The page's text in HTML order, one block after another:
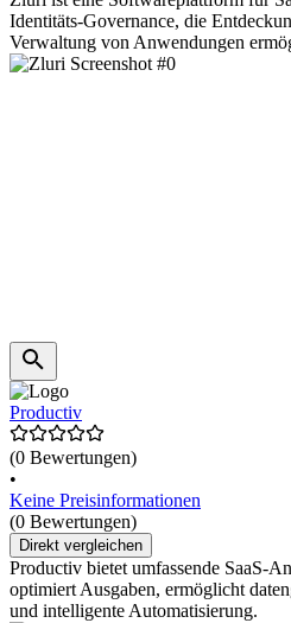
Identitäts-Governance, die
Verwaltung von Anwendungen
Productiv
(0 Bewertungen)
•
Keine Preisinformationen
(0 Bewertungen)
Direkt vergleichen
Productiv bietet umfassende SaaS-
optimiert Ausgaben, ermöglicht
und intelligente Automatisierung.